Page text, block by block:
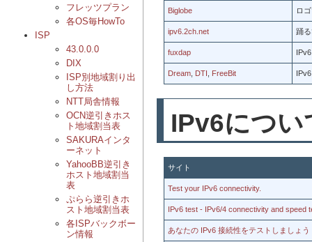
フレッツプラン
各OS毎HowTo
ISP
43.0.0.0
DIX
ISP別地域割り出
し方法
NTT局舎情報
OCN逆引きホス
ト地域割当表
SAKURAインタ
ーネット
YahooBB逆引き
ホスト地域割当
表
ぷらら逆引きホ
スト地域割当表
各ISPバックボー
ン情報
Biglobe ロ
ipv6.2ch.net 踊
fuxdap
Dream DTI FreeBit
IPv6につ
サイト
Test your IPv6 connectivity.
IPv6 test - IPv6/4 connectivity and speed
あなたの IPv6 接続性をテストしましょう